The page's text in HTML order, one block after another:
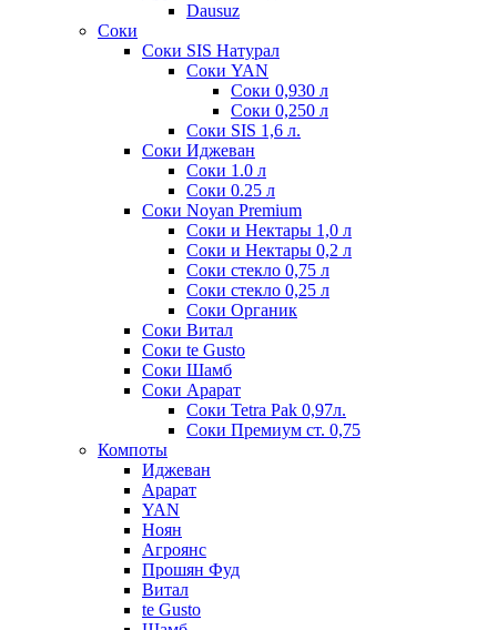
Dausuz
Соки
Соки SIS Натурал
Соки YAN
Соки 0,930 л
Соки 0,250 л
Соки SIS 1,6 л.
Соки Иджеван
Соки 1.0 л
Соки 0.25 л
Соки Noyan Premium
Соки и Нектары 1,0 л
Соки и Нектары 0,2 л
Соки стекло 0,75 л
Соки стекло 0,25 л
Соки Органик
Соки Витал
Соки te Gusto
Соки Шамб
Соки Арарат
Соки Tetra Pak 0,97л.
Соки Премиум ст. 0,75
Компоты
Иджеван
Арарат
YAN
Ноян
Агроянс
Прошян Фуд
Витал
te Gusto